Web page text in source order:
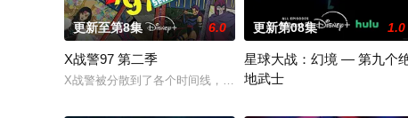
更新至第8集 6.0
X战警97 第二季
X战警被分散到了各个时间线，从过去，到未来，而他们将在最
更新第08集 1.0
星球大战：幻境 — 第九个
地武士